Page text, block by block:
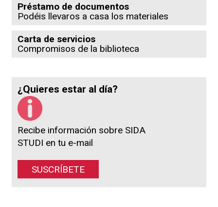
Préstamo de documentos
Podéis llevaros a casa los materiales
Carta de servicios
Compromisos de la biblioteca
¿Quieres estar al día?
Recibe información sobre SIDA
STUDI en tu e-mail
SUSCRÍBETE